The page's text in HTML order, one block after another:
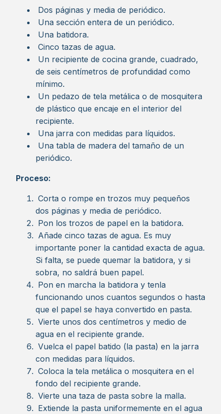
Dos páginas y media de periódico.
Una sección entera de un periódico.
Una batidora.
Cinco tazas de agua.
Un recipiente de cocina grande, cuadrado,
de seis centímetros de profundidad como
mínimo.
Un pedazo de tela metálica o de mosquitera
de plástico que encaje en el interior del
recipiente.
Una jarra con medidas para líquidos.
Una tabla de madera del tamaño de un
periódico.
Proceso:
Corta o rompe en trozos muy pequeños
dos páginas y media de periódico.
Pon los trozos de papel en la batidora.
Añade cinco tazas de agua. Es muy
importante poner la cantidad exacta de agua.
Si falta, se puede quemar la batidora, y si
sobra, no saldrá buen papel.
Pon en marcha la batidora y tenla
funcionando unos cuantos segundos o hasta
que el papel se haya convertido en pasta.
Vierte unos dos centímetros y medio de
agua en el recipiente grande.
Vuelca el papel batido (la pasta) en la jarra
con medidas para líquidos.
Coloca la tela metálica o mosquitera en el
fondo del recipiente grande.
Vierte una taza de pasta sobre la malla.
Extiende la pasta uniformemente en el agua